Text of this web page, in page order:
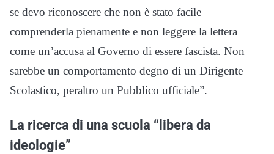
se devo riconoscere che non è stato facile
comprenderla pienamente e non leggere la lettera
come un’accusa al Governo di essere fascista. Non
sarebbe un comportamento degno di un Dirigente
Scolastico, peraltro un Pubblico ufficiale”.
La ricerca di una scuola “libera da
ideologie”